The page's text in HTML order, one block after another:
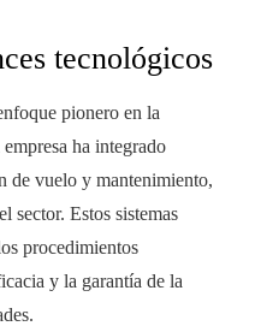
tecnológicos
pionero en la
ha integrado
de vuelo y mantenimiento,
sector. Estos sistemas
procedimientos
y la garantía de la